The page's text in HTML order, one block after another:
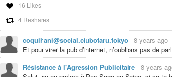
16 Likes
4 Reshares
coquihani@social.ciubotaru.tokyo - 8 years ago
Et pour virer la pub d’internet, n’oublions pas de
Résistance à l'Agression Publicitaire - 8 years